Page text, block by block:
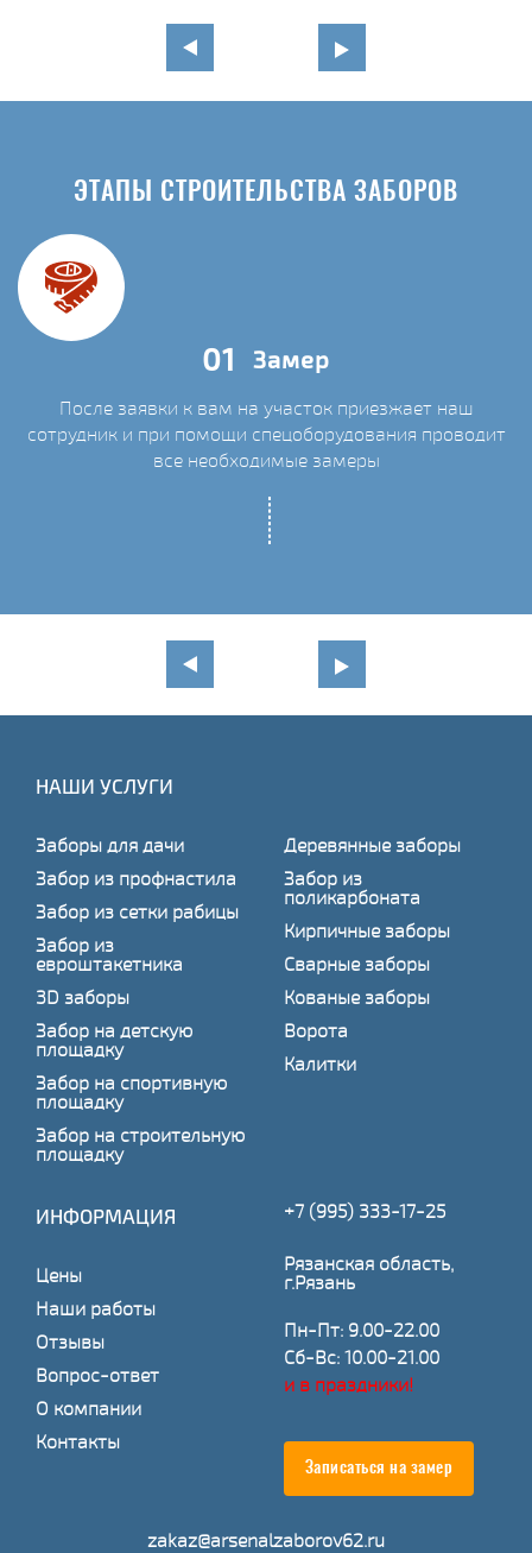
ЭТАПЫ СТРОИТЕЛЬСТВА ЗАБОРОВ
01 Замер
После заявки к вам на участок приезжает наш
сотрудник и при помощи спецоборудования проводит
все необходимые замеры
НАШИ УСЛУГИ
Заборы для дачи
Забор из профнастила
Забор из сетки рабицы
Забор из
евроштакетника
3D заборы
Забор на детскую
площадку
Забор на спортивную
площадку
Забор на строительную
площадку
Деревянные заборы
Забор из
поликарбоната
Кирпичные заборы
Сварные заборы
Кованые заборы
Ворота
Калитки
ИНФОРМАЦИЯ
Цены
Наши работы
Отзывы
Вопрос-ответ
О компании
Контакты
+7 (995) 333-17-25
Рязанская область,
г.Рязань
Пн-Пт: 9.00-22.00
Сб-Вс: 10.00-21.00
и в праздники!
Записаться на замер
zakaz@arsenalzaborov62.ru